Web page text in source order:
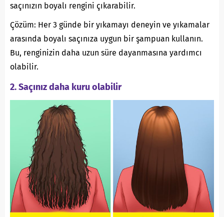
saçınızın boyalı rengini çıkarabilir.
Çözüm: Her 3 günde bir yıkamayı deneyin ve yıkamalar
arasında boyalı saçınıza uygun bir şampuan kullanın.
Bu, renginizin daha uzun süre dayanmasına yardımcı
olabilir.
2. Saçınız daha kuru olabilir